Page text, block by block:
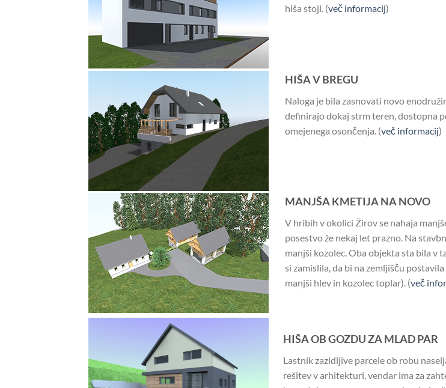
hiša stoji. (več informacij)
HIŠA V BREGU
Naloga je bila zasnovati novo
definirajo dokaj strm teren, dostopna
omejenega osončenja. (več informacij)
MANJŠA KMETIJA NA NOVO
V hribih v okolici Žirov se nahaja
posestvo že nekaj let prazno. Na
manjši kozolec. Oba objekta sta bila v
si zamislila, da bi na zemljišču
manjši hlev in kozolec toplar). (več
HIŠA OB GOZDU ZA MLAD PAR
Lastnik zazidljive parcele ob robu
rešitev v arhitekturi, vendar ima za